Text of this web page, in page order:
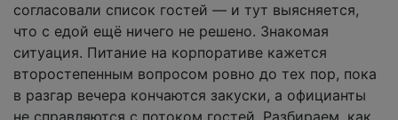
согласовали список гостей — и тут выясняется,
что с едой ещё ничего не решено. Знакомая
ситуация. Питание на корпоративе кажется
второстепенным вопросом ровно до тех пор, пока
в разгар вечера кончаются закуски, а официанты
не справляются с потоком гостей. Разбираем, как